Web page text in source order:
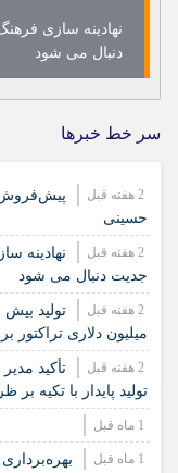
نهادینه سازی
دنبال می شود
سر خط خبرها
حسینی
نهادینه
جدیت دنبال می شود
میلیون دلاری تراکتور
تأکید
تولید پایدار با تکیه